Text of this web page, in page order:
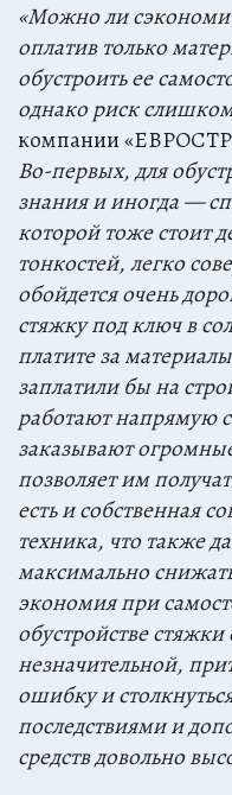
«Можно ли
оплатив только
обустроить ее
однако риск
компании
Во-первых, для
знания и иногда —
которой тоже стоит
тонкостей, легко
обойдется очень
стяжку под ключ в
платите за
заплатили бы на
работают напрямую
заказывают
позволяет им
есть и собственная
техника, что также
максимально
экономия при
обустройстве
незначительной,
ошибку и
последствиями и
средств довольно